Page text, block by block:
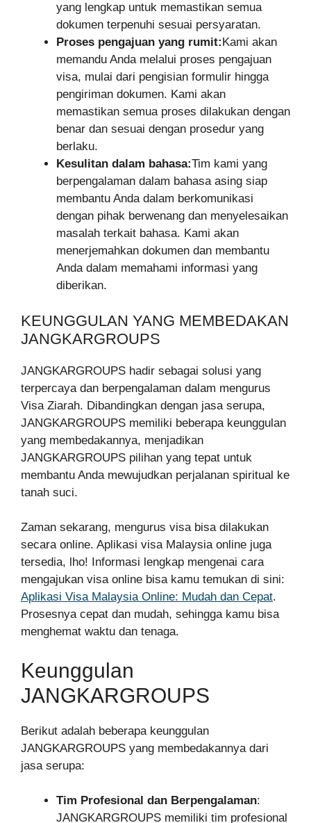
yang lengkap untuk memastikan semua
dokumen terpenuhi sesuai persyaratan.
Proses pengajuan yang rumit:Kami akan
memandu Anda melalui proses pengajuan
visa, mulai dari pengisian formulir hingga
pengiriman dokumen. Kami akan
memastikan semua proses dilakukan dengan
benar dan sesuai dengan prosedur yang
berlaku.
Kesulitan dalam bahasa:Tim kami yang
berpengalaman dalam bahasa asing siap
membantu Anda dalam berkomunikasi
dengan pihak berwenang dan menyelesaikan
masalah terkait bahasa. Kami akan
menerjemahkan dokumen dan membantu
Anda dalam memahami informasi yang
diberikan.
KEUNGGULAN YANG MEMBEDAKAN
JANGKARGROUPS
JANGKARGROUPS hadir sebagai solusi yang
terpercaya dan berpengalaman dalam mengurus
Visa Ziarah. Dibandingkan dengan jasa serupa,
JANGKARGROUPS memiliki beberapa keunggulan
yang membedakannya, menjadikan
JANGKARGROUPS pilihan yang tepat untuk
membantu Anda mewujudkan perjalanan spiritual ke
tanah suci.
Zaman sekarang, mengurus visa bisa dilakukan
secara online. Aplikasi visa Malaysia online juga
tersedia, lho! Informasi lengkap mengenai cara
mengajukan visa online bisa kamu temukan di sini:
Aplikasi Visa Malaysia Online: Mudah dan Cepat.
Prosesnya cepat dan mudah, sehingga kamu bisa
menghemat waktu dan tenaga.
Keunggulan
JANGKARGROUPS
Berikut adalah beberapa keunggulan
JANGKARGROUPS yang membedakannya dari
jasa serupa:
Tim Profesional dan Berpengalaman:
JANGKARGROUPS memiliki tim profesional